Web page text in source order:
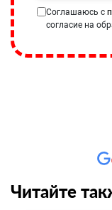
Соглашаюсь с
согласие на
Читайте